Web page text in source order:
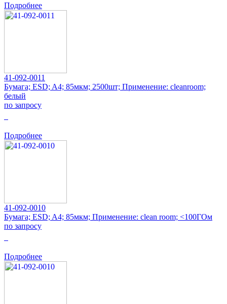
Подробнее
41-092-0011
Бумага; ESD; A4; 85мкм; 2500шт; Применение: cleanroom;
белый
по запросу
Подробнее
41-092-0010
Бумага; ESD; A4; 85мкм; Применение: clean room; <100ГОм
по запросу
Подробнее